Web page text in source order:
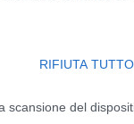
RIFIUTA TUTTO
scansione del
alla
la
continenza,